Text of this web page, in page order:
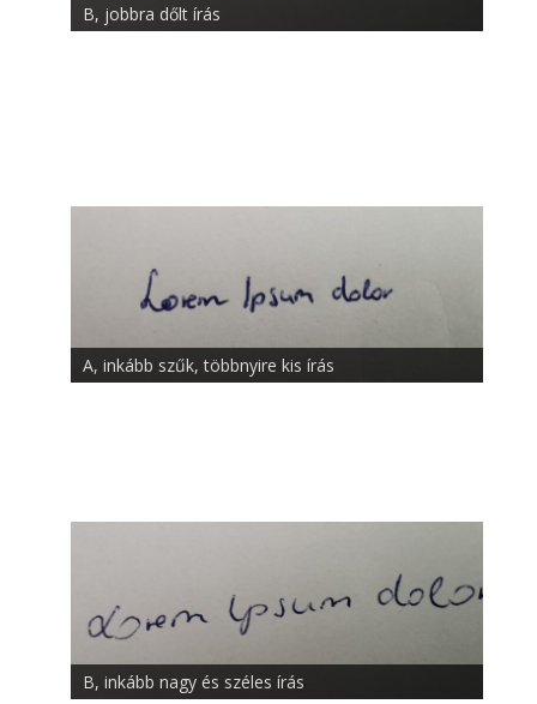
B, jobbra dőlt írás
A, inkább szűk, többnyire kis írás
B, inkább nagy és széles írás